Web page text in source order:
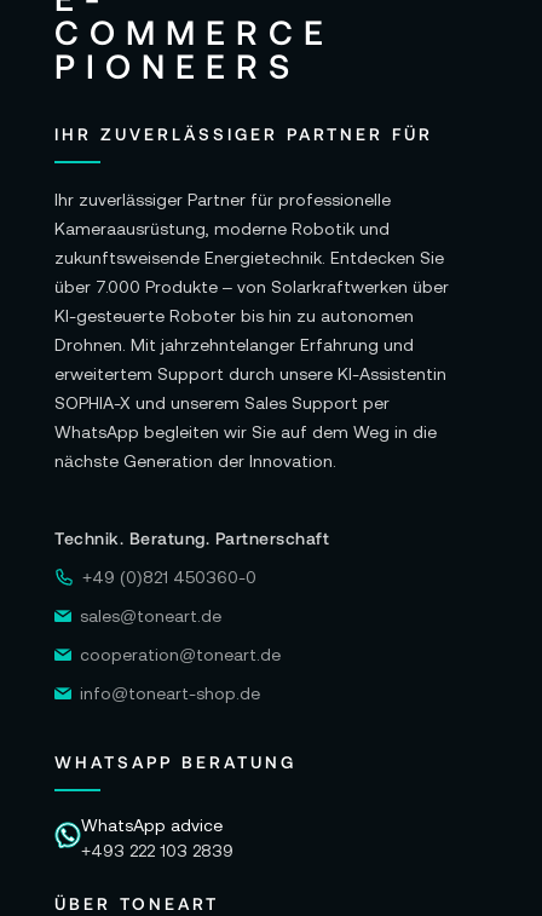
IHR ZUVERLÄSSIGER PARTNER FÜR
Ihr zuverlässiger Partner für professionelle
Kameraausrüstung, moderne Robotik und
zukunftsweisende Energietechnik. Entdecken Sie
über 7.000 Produkte – von Solarkraftwerken über
KI-gesteuerte Roboter bis hin zu autonomen
Drohnen. Mit jahrzehntelanger Erfahrung und
erweitertem Support durch unsere KI-Assistentin
SOPHIA-X und unserem Sales Support per
WhatsApp begleiten wir Sie auf dem Weg in die
nächste Generation der Innovation.
Technik. Beratung. Partnerschaft
+49 (0)821 450360-0
sales@toneart.de
cooperation@toneart.de
info@toneart-shop.de
WHATSAPP BERATUNG
WhatsApp advice
+493 222 103 2839
ÜBER TONEART